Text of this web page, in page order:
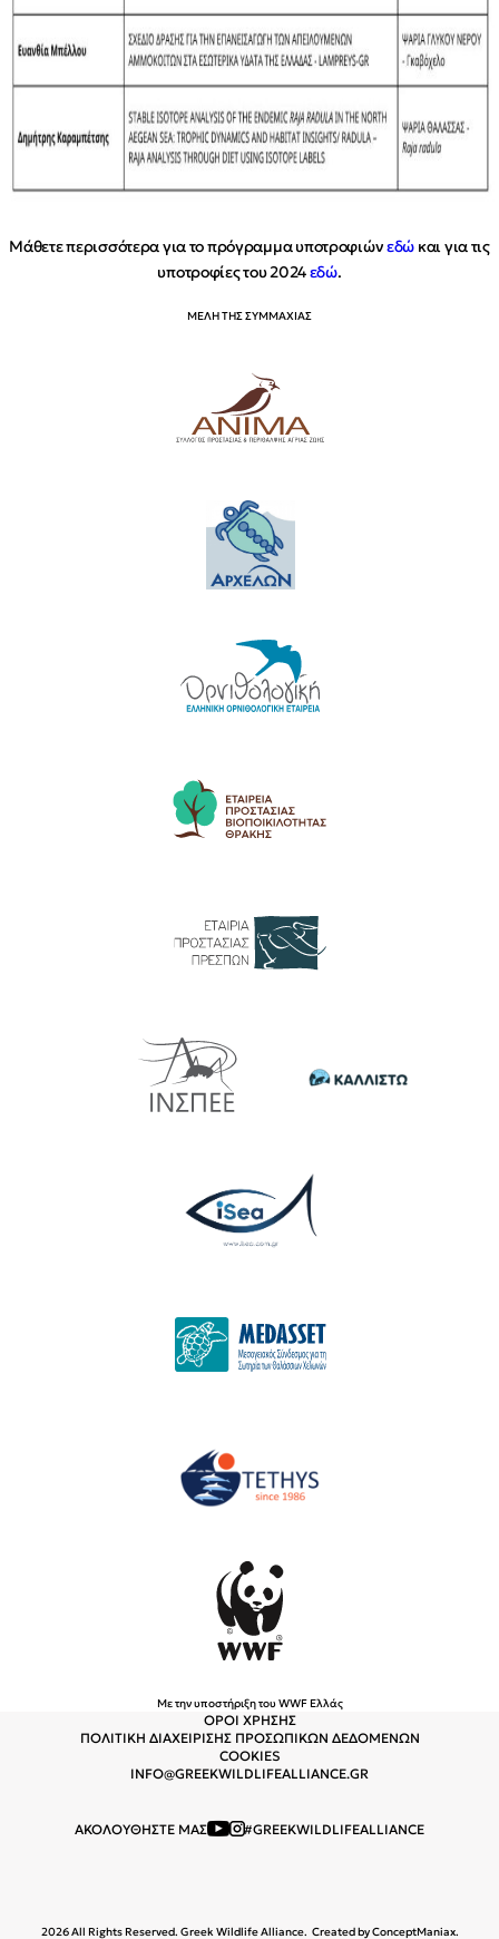
Μάθετε περισσότερα για το πρόγραμμα υποτροφιώνεδώ και για τις
υποτροφίες του 2024εδώ.
ΜΕΛΗ ΤΗΣ ΣΥΜΜΑΧΙΑΣ
Με την υποστήριξη του WWF Ελλάς
ΟΡΟΙ ΧΡΗΣΗΣ
ΠΟΛΙΤΙΚΗ ΔΙΑΧΕΙΡΙΣΗΣ ΠΡΟΣΩΠΙΚΩΝ ΔΕΔΟΜΕΝΩΝ
COOKIES
INFO@GREEKWILDLIFEALLIANCE.GR
ΑΚΟΛΟΥΘΗΣΤΕ ΜΑΣ #GREEKWILDLIFEALLIANCE
2026 All Rights Reserved. Greek Wildlife Alliance. Created byConceptManiax.